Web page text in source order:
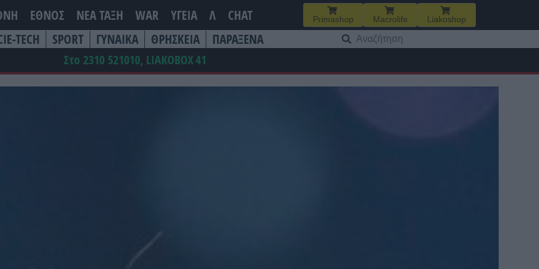
ΕΘΝΟΣ ΝΕΑ ΤΆΞΗ WAR ΥΓΕΙΑ Λ CHAT Primashop Macrolife Liakoshop
TECH SPORT ΓΥΝΑΙΚΑ ΘΡΗΣΚΕΙΑ ΠΑΡΑΞΕΝΑ
για:
Στο 2310 521010, LIAKOBOX41